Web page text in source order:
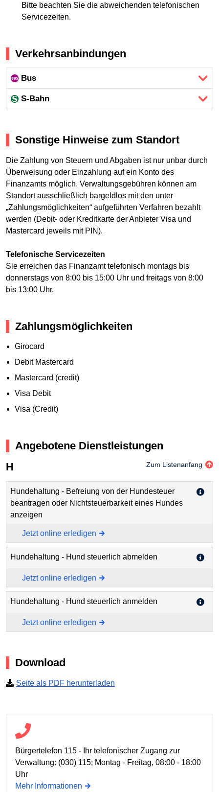
Bitte beachten Sie die abweichenden telefonischen
Servicezeiten.
Verkehrsanbindungen
Bus
S-Bahn
Sonstige Hinweise zum Standort
Die Zahlung von Steuern und Abgaben ist nur unbar durch
Überweisung oder Einzahlung auf ein Konto des
Finanzamts möglich. Verwaltungsgebühren können am
Standort ausschließlich bargeldlos mit den unter
„Zahlungsmöglichkeiten“ aufgeführten Verfahren bezahlt
werden (Debit- oder Kreditkarte der Anbieter Visa und
Mastercard jeweils mit PIN).
Telefonische Servicezeiten
Sie erreichen das Finanzamt telefonisch montags bis
donnerstags von 8:00 bis 15:00 Uhr und freitags von 8:00
bis 13:00 Uhr.
Zahlungsmöglichkeiten
Girocard
Debit Mastercard
Mastercard (credit)
Visa Debit
Visa (Credit)
Angebotene Dienstleistungen
H
Zum Listenanfang
Hundehaltung - Befreiung von der Hundesteuer
beantragen oder Nichtsteuerbarkeit eines Hundes
anzeigen
Jetzt online erledigen
Hundehaltung - Hund steuerlich abmelden
Jetzt online erledigen
Hundehaltung - Hund steuerlich anmelden
Jetzt online erledigen
Download
Seite als PDF herunterladen
Bürgertelefon 115 - Ihr telefonischer Zugang zur
Verwaltung: (030) 115; Montag - Freitag, 08:00 - 18:00
Uhr
Mehr Informationen